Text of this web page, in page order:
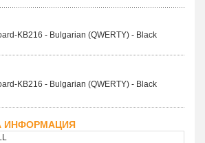
KB216 - Bulgarian (QWERTY) - Black
KB216 - Bulgarian (QWERTY) - Black
ИНФОРМАЦИЯ